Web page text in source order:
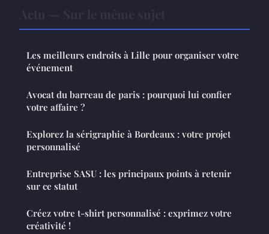
Les meilleurs endroits à Lille pour organiser votre
événement
Avocat du barreau de paris : pourquoi lui confier
votre affaire ?
Explorez la sérigraphie à Bordeaux : votre projet
personnalisé
Entreprise SASU : les principaux points à retenir
sur ce statut
Créez votre t-shirt personnalisé : exprimez votre
créativité !